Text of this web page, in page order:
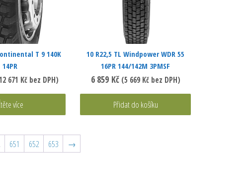
T 9 140K
14PR
671 Kčbez DPH)
více
10 R22,5 TL Windpower WDR 55
16PR 144/142M 3PMSF
6 859 Kč (5 669 Kčbez DPH)
Přidat do košíku
651 652 653 →